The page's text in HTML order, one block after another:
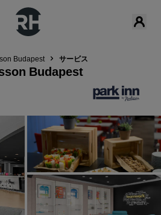
Budapest サービス
Budapest